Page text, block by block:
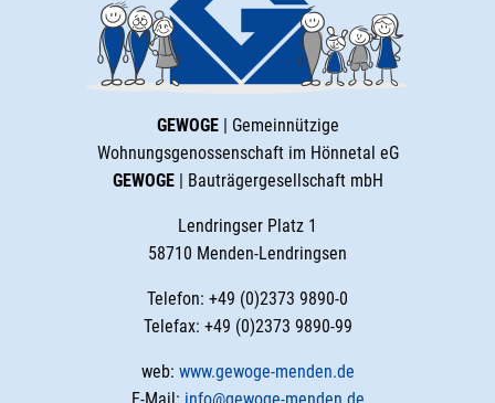
GEWOGE| Gemeinnützige
Wohnungsgenossenschaft im Hönnetal eG
GEWOGE| Bauträgergesellschaft mbH
Lendringser Platz 1
58710 Menden-Lendringsen
Telefon: +49 (0)2373 9890-0
Telefax: +49 (0)2373 9890-99
web: www.gewoge-menden.de